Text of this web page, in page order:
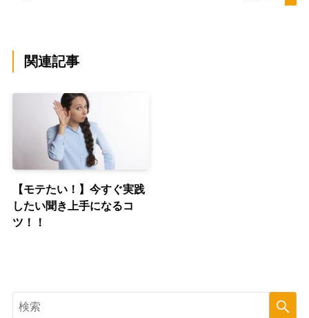
関連記事
【モテたい！】今すぐ実践
したい聞き上手になるコ
ツ！！